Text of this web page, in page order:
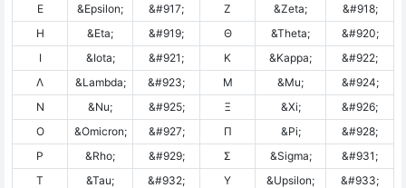
Ε
&Epsilon; &#917; Ζ &Zeta;
&#918;
Η
&Eta; &#919; Θ &Theta;
&#920;
Ι
&Iota; &#921; Κ &Kappa;
&#922;
Λ
&Lambda; &#923; Μ &Mu;
&#924;
Ν
&Nu; &#925; Ξ &Xi;
&#926;
Ο
&Omicron; &#927; Π &Pi;
&#928;
Ρ
&Rho; &#929; Σ &Sigma;
&#931;
Τ
&Tau; &#932; Υ &Upsilon;
&#933;